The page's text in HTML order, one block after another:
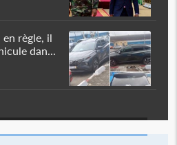
règle, il
dan...